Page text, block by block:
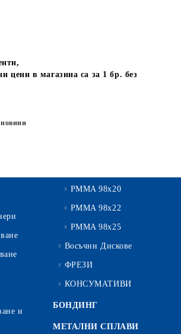
цени в магазина са за 1 бр. без
и
PMMA 98x20
PMMA 98x22
PMMA 98x25
Восъчни Дискове
ФРЕЗИ
КОНСУМАТИВИ
БОНДИНГ
МЕТАЛНИ СПЛАВИ